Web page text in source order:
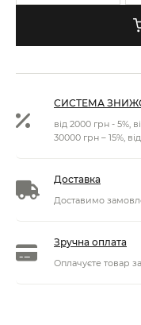
СИСТЕМА
від 2000 грн - 5%,
30000 грн – 15%,
Доставка
Доставимо
Зручна оплата
Оплачуєте товар